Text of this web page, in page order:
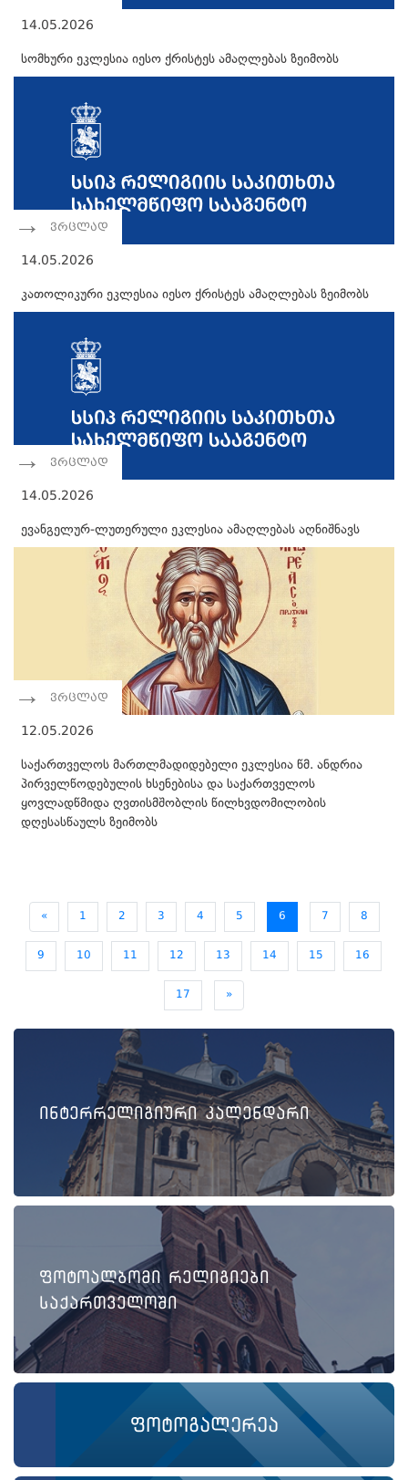
14.05.2026
სომხური ეკლესია იესო ქრისტეს ამაღლებას ზეიმობს
ვრცლად
14.05.2026
კათოლიკური ეკლესია იესო ქრისტეს ამაღლებას ზეიმობს
ვრცლად
14.05.2026
ევანგელურ-ლუთერული ეკლესია ამაღლებას აღნიშნავს
ვრცლად
12.05.2026
საქართველოს მართლმადიდებელი ეკლესია წმ. ანდრია
პირველწოდებულის ხსენებისა და საქართველოს
ყოვლადწმიდა ღვთისმშობლის წილხვდომილობის
დღესასწაულს ზეიმობს
« 1 2 3 4 5 6 7 8
9 10 11 12 13 14 15 16
17 »
ინტერრელიგიური კალენდარი
ფოტოალბომი რელიგიები
საქართველოში
ფოტოგალერეა